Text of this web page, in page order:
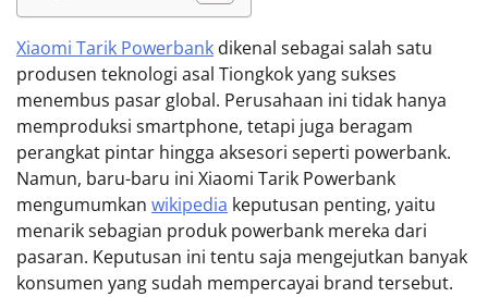
Xiaomi Tarik Powerbank dikenal sebagai salah satu
produsen teknologi asal Tiongkok yang sukses
menembus pasar global. Perusahaan ini tidak hanya
memproduksi smartphone, tetapi juga beragam
perangkat pintar hingga aksesori seperti powerbank.
Namun, baru-baru ini Xiaomi Tarik Powerbank
mengumumkan wikipedia keputusan penting, yaitu
menarik sebagian produk powerbank mereka dari
pasaran. Keputusan ini tentu saja mengejutkan banyak
konsumen yang sudah mempercayai brand tersebut.